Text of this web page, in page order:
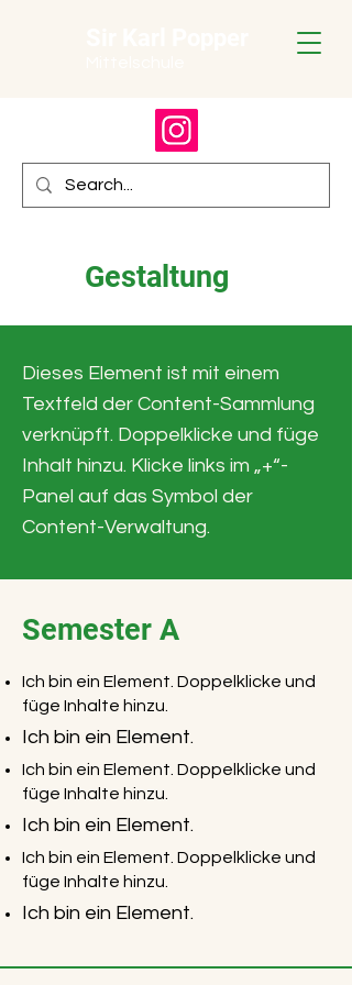
Gestaltung
Dieses Element ist mit einem
Textfeld der Content-Sammlung
verknüpft. Doppelklicke und füge
Inhalt hinzu. Klicke links im „+“-
Panel auf das Symbol der
Content-Verwaltung.
Semester A
Ich bin ein Element. Doppelklicke und
füge Inhalte hinzu.
Ich bin ein Element.
Ich bin ein Element. Doppelklicke und
füge Inhalte hinzu.
Ich bin ein Element.
Ich bin ein Element. Doppelklicke und
füge Inhalte hinzu.
Ich bin ein Element.